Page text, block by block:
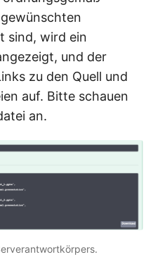
sind, wird ein
und der
zu den Quell und
auf. Bitte schauen
an.